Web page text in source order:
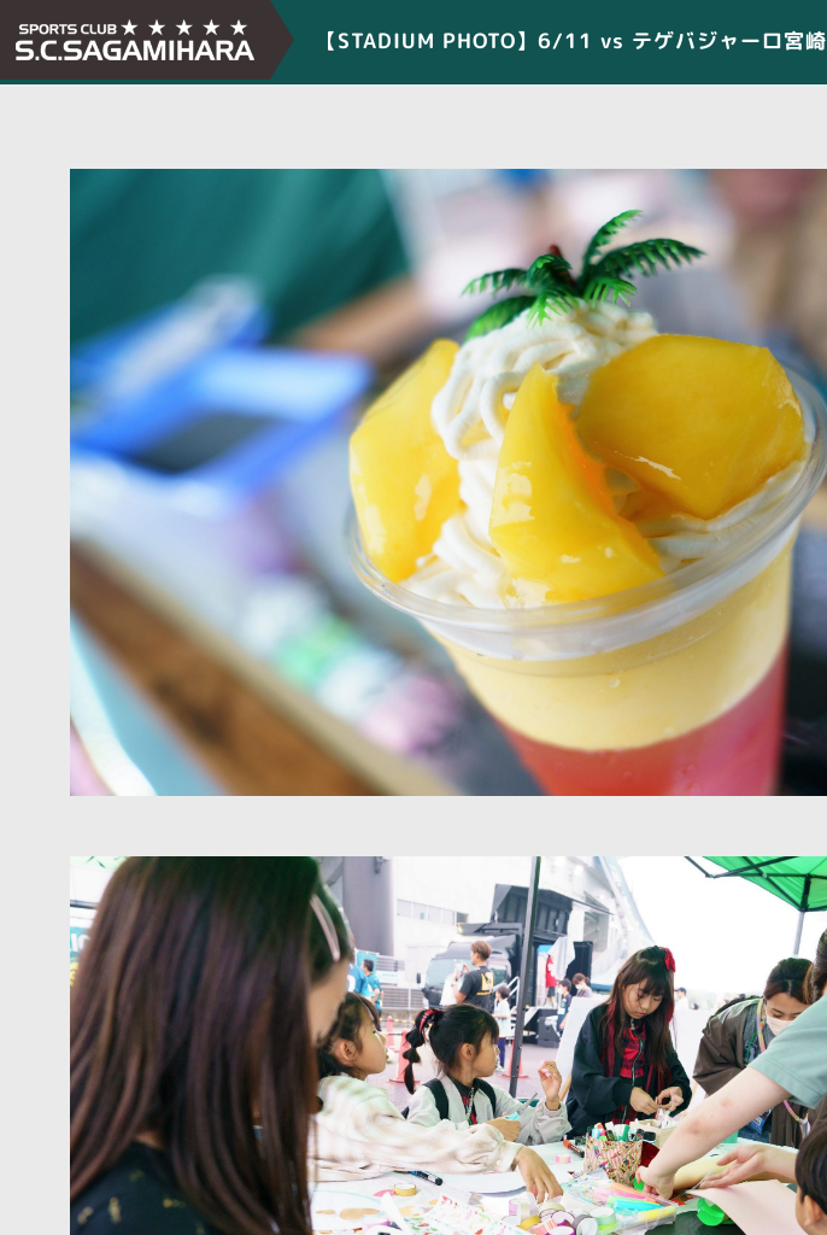
【STADIUM PHOTO】6/11 vs テゲバジャーロ宮崎